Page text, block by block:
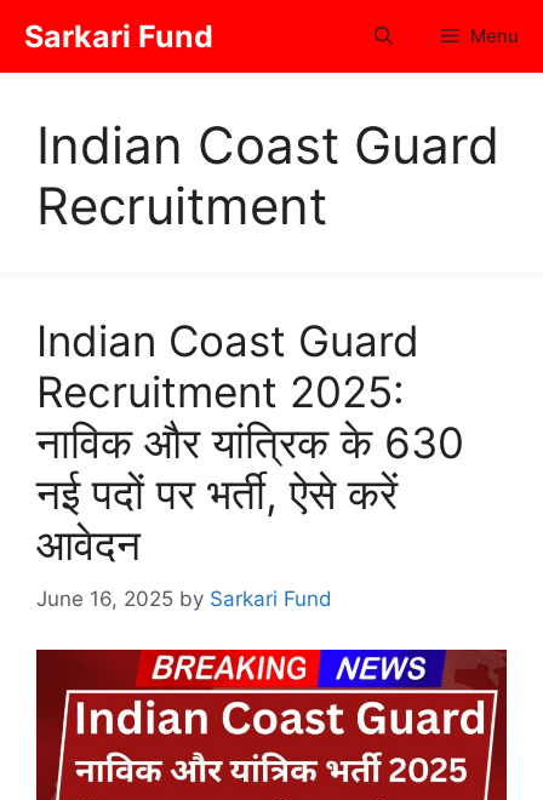
content
Sarkari Fund Menu
Indian Coast Guard
Recruitment
Indian Coast Guard
Recruitment 2025:
नाविक और यांत्रिक के 630
नई पदों पर भर्ती, ऐसे करें
आवेदन
June 16, 2025 by Sarkari Fund